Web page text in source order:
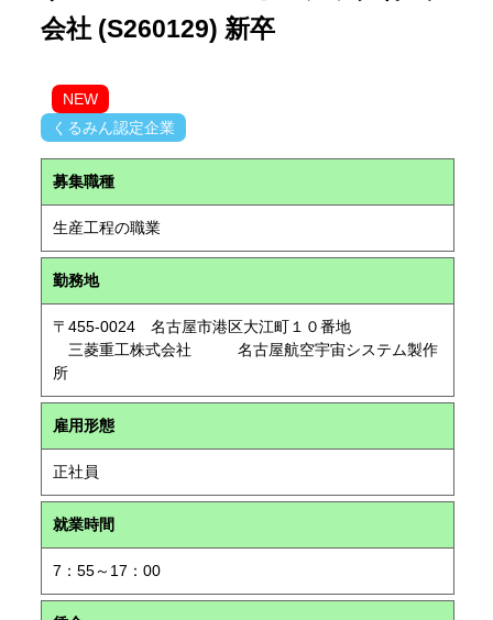
会社 (S260129) 新卒
NEW
くるみん認定企業
募集職種
生産工程の職業
勤務地
〒455-0024 名古屋市港区大江町１０番地
三菱重工株式会社 名古屋航空宇宙システム製作
所
雇用形態
正社員
就業時間
7：55～17：00